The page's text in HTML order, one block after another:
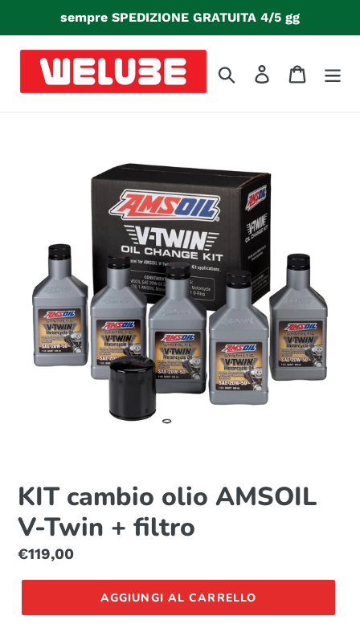
direttamente
contenuti
sempre SPEDIZIONE GRATUITA 4/5 gg
Cerca Accedi Carrello
KIT cambio olio AMSOIL
V-Twin + filtro
Prezzo
di
€119,00
AGGIUNGI AL CARRELLO